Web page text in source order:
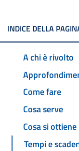
INDICE DELLA
A chi è rivolto
Come fare
Cosa serve
Cosa si ottiene
Tempi e